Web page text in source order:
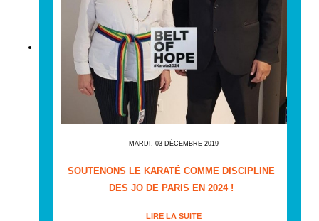
MARDI, 03 DÉCEMBRE 2019
SOUTENONS LE KARATÉ COMME DISCIPLINE
DES JO DE PARIS EN 2024 !
LIRE LA SUITE